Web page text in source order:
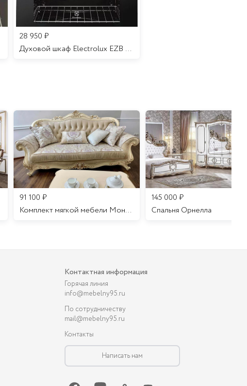
28 950 ₽
Духовой шкаф Electrolux EZB 52410 AK
91 100 ₽
Комплект мягкой мебели Мона Лиза
145 000 ₽
Cпальня Орнелла
Контактная информация
Горячая линия
info@mebelny95.ru
По сотрудничеству
mail@mebelny95.ru
Контакты
Написать нам